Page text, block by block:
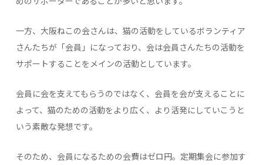
一方、大阪ねこの会さんは、猫の活動をしているボランティア
さんたちが「会員」になっており、会は会員さんたちの活動を
サポートすることをメインの活動としています。
会員に会を支えてもらうのではなく、会員を会が支えることに
よって、猫のための活動をより広く、より活発にしていこうと
いう素敵な発想です。
そのため、会員になるための会費はゼロ円。定期集会に参加す